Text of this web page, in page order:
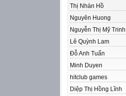
Thị Nhàn Hồ
Nguyên Huong
Nguyễn Thị Mỹ Trinh
Lê Quỳnh Lam
Đỗ Anh Tuấn
Minh Duyen
hitclub games
Diệp Thị Hồng Lĩnh